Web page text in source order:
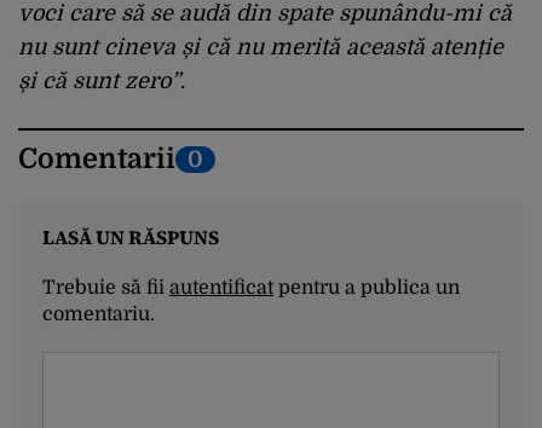
voci care să se audă din spate spunându-mi că
nu sunt cineva și că nu merită această atenție
și că sunt zero”.
Comentarii 0
LASĂ UN RĂSPUNS
Trebuie să fii autentificatpentru a publica un
comentariu.